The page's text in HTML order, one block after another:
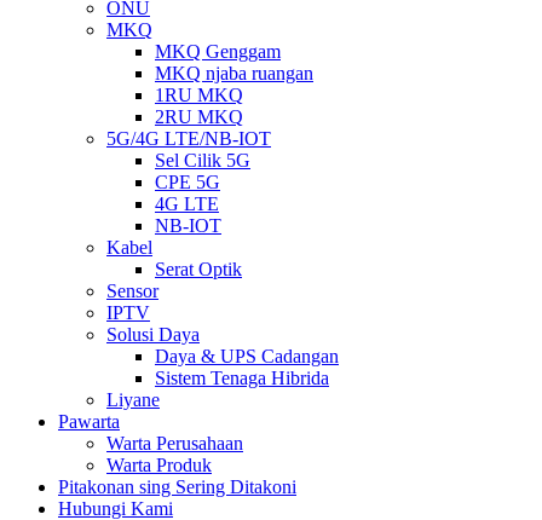
ONU
MKQ
MKQ Genggam
MKQ njaba ruangan
1RU MKQ
2RU MKQ
5G/4G LTE/NB-IOT
Sel Cilik 5G
CPE 5G
4G LTE
NB-IOT
Kabel
Serat Optik
Sensor
IPTV
Solusi Daya
Daya & UPS Cadangan
Sistem Tenaga Hibrida
Liyane
Pawarta
Warta Perusahaan
Warta Produk
Pitakonan sing Sering Ditakoni
Hubungi Kami